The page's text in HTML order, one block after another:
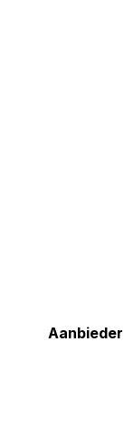
Aanbieder